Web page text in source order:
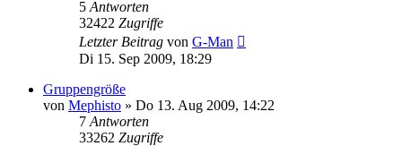
5 Antworten
32422 Zugriffe
Letzter Beitrag von G-Man
Di 15. Sep 2009, 18:29
Gruppengröße
von Mephisto » Do 13. Aug 2009, 14:22
7 Antworten
33262 Zugriffe